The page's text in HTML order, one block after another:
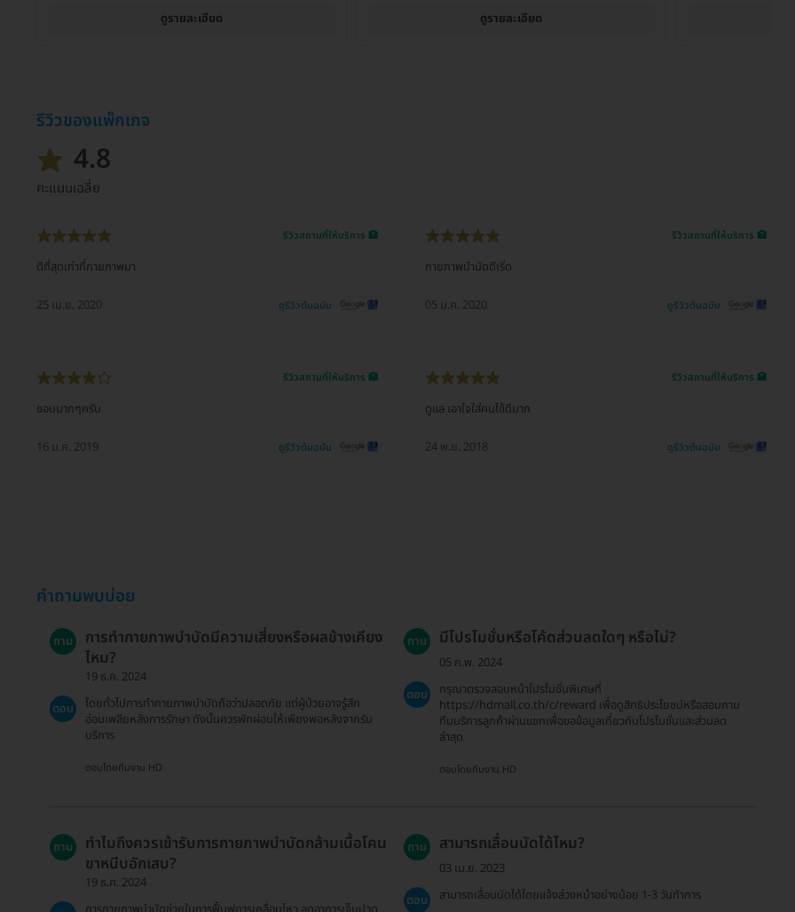
ดูรายละเอียด ดูรายละเอียด
รีวิวของแพ็กเกจ
4.8
คะแนนเฉลี่ย
รีวิวสถานที่ให้บริการ 🏥
ดีที่สุดเท่าที่กายภาพมา
25 เม.ย. 2020 ดูรีวิวต้นฉบับ
รีวิวสถานที่ให้บริการ 🏥
กายภาพบำบัดดีเริ่ด
05 ม.ค. 2020 ดูรีวิวต้นฉบับ
รีวิวสถานที่ให้บริการ 🏥
ชอบมากๆครับ
16 ม.ค. 2019 ดูรีวิวต้นฉบับ
รีวิวสถานที่ให้บริการ 🏥
ดูแล เอาใจใส่คนไข้ดีมาก
24 พ.ย. 2018 ดูรีวิวต้นฉบับ
คำถามพบบ่อย
ถาม
การทำกายภาพบำบัดมีความเสี่ยงหรือผลข้างเคียง
ไหม?
19 ธ.ค. 2024
ตอบ
โดยทั่วไปการทำกายภาพบำบัดถือว่าปลอดภัย แต่ผู้ป่วยอาจรู้สึก
อ่อนเพลียหลังการรักษา ดังนั้นควรพักผ่อนให้เพียงพอหลังจากรับ
บริการ
ตอบโดยทีมงาน HD
ถาม มีโปรโมชั่นหรือโค้ดส่วนลดใดๆ หรือไม่?
05 ก.พ. 2024
ตอบ
กรุณาตรวจสอบหน้าโปรโมชั่นพิเศษที่
https://hdmall.co.th/c/reward เพื่อดูสิทธิประโยชน์หรือสอบถาม
ทีมบริการลูกค้าผ่านแชทเพื่อขอข้อมูลเกี่ยวกับโปรโมชั่นและส่วนลด
ล่าสุด
ตอบโดยทีมงาน HD
ถาม
ทำไมถึงควรเข้ารับการกายภาพบำบัดกล้ามเนื้อโคน
ขาหนีบอักเสบ?
19 ธ.ค. 2024
ถาม สามารถเลื่อนนัดได้ไหม?
03 เม.ย. 2023
ตอบ
สามารถเลื่อนนัดได้โดยแจ้งล่วงหน้าอย่างน้อย 1-3 วันทำการ